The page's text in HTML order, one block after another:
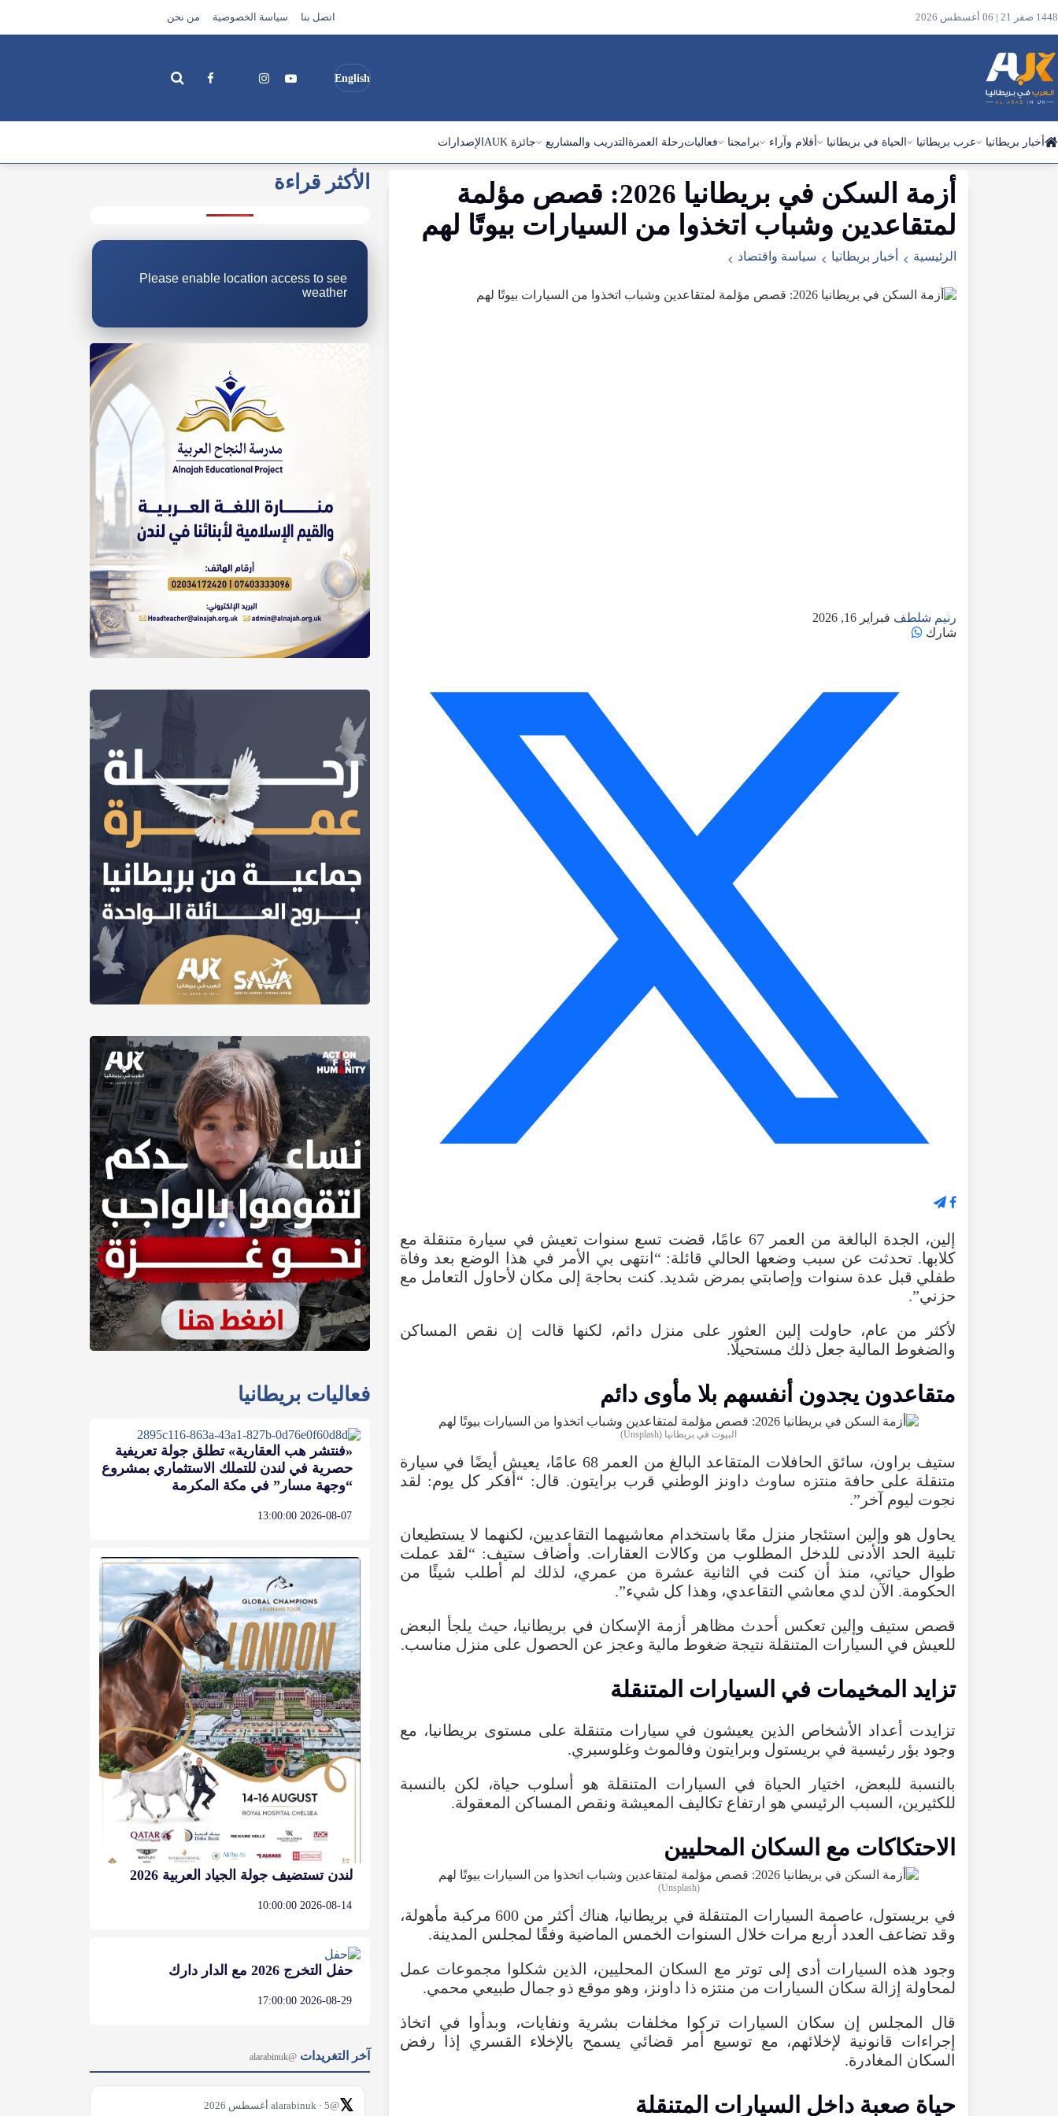
1448 صفر 21 | 06 أغسطس 2026 اتصل بنا سياسة الخصوصية من نحن
English
أخبار بريطانيا عرب بريطانيا الحياة في بريطانيا أقلام وآراء برامجنا فعالياترحلة العمرة التدريب والمشاريع جائزة AUK الإصدارات
أزمة السكن في بريطانيا 2026: قصص مؤلمة
لمتقاعدين وشباب اتخذوا من السيارات بيوتًا لهم
الرئيسية أخبار بريطانيا سياسة واقتصاد
رنيم شلطف فبراير 16, 2026
شارك
إلين، الجدة البالغة من العمر 67 عامًا، قضت تسع سنوات تعيش في سيارة متنقلة مع
كلابها. تحدثت عن سبب وضعها الحالي قائلة: “انتهى بي الأمر في هذا الوضع بعد وفاة
طفلي قبل عدة سنوات وإصابتي بمرض شديد. كنت بحاجة إلى مكان لأحاول التعامل مع
حزني”.
لأكثر من عام، حاولت إلين العثور على منزل دائم، لكنها قالت إن نقص المساكن
والضغوط المالية جعل ذلك مستحيلًا.
متقاعدون يجدون أنفسهم بلا مأوى دائم
البيوت في بريطانيا (Unsplash)
ستيف براون، سائق الحافلات المتقاعد البالغ من العمر 68 عامًا، يعيش أيضًا في سيارة
متنقلة على حافة منتزه ساوث داونز الوطني قرب برايتون. قال: “أفكر كل يوم: لقد
نجوت ليوم آخر”.
يحاول هو وإلين استئجار منزل معًا باستخدام معاشيهما التقاعديين، لكنهما لا يستطيعان
تلبية الحد الأدنى للدخل المطلوب من وكالات العقارات. وأضاف ستيف: “لقد عملت
طوال حياتي، منذ أن كنت في الثانية عشرة من عمري، لذلك لم أطلب شيئًا من
الحكومة. الآن لدي معاشي التقاعدي، وهذا كل شيء”.
قصص ستيف وإلين تعكس أحدث مظاهر أزمة الإسكان في بريطانيا، حيث يلجأ البعض
للعيش في السيارات المتنقلة نتيجة ضغوط مالية وعجز عن الحصول على منزل مناسب.
تزايد المخيمات في السيارات المتنقلة
تزايدت أعداد الأشخاص الذين يعيشون في سيارات متنقلة على مستوى بريطانيا، مع
وجود بؤر رئيسية في بريستول وبرايتون وفالموث وغلوسبري.
بالنسبة للبعض، اختيار الحياة في السيارات المتنقلة هو أسلوب حياة، لكن بالنسبة
للكثيرين، السبب الرئيسي هو ارتفاع تكاليف المعيشة ونقص المساكن المعقولة.
الاحتكاكات مع السكان المحليين
(Unsplash)
في بريستول، عاصمة السيارات المتنقلة في بريطانيا، هناك أكثر من 600 مركبة مأهولة،
وقد تضاعف العدد أربع مرات خلال السنوات الخمس الماضية وفقًا لمجلس المدينة.
وجود هذه السيارات أدى إلى توتر مع السكان المحليين، الذين شكلوا مجموعات عمل
لمحاولة إزالة سكان السيارات من منتزه ذا داونز، وهو موقع ذو جمال طبيعي محمي.
قال المجلس إن سكان السيارات تركوا مخلفات بشرية ونفايات، وبدأوا في اتخاذ
إجراءات قانونية لإخلائهم، مع توسيع أمر قضائي يسمح بالإخلاء القسري إذا رفض
السكان المغادرة.
حياة صعبة داخل السيارات المتنقلة
الأكثر قراءة
Please enable location access to see
weather
فعاليات بريطانيا
«فنتشر هب العقارية» تطلق جولة تعريفية
حصرية في لندن للتملك الاستثماري بمشروع
“وجهة مسار” في مكة المكرمة
2026-08-07 13:00:00
لندن تستضيف جولة الجياد العربية 2026
2026-08-14 10:00:00
حفل التخرج 2026 مع الدار دارك
2026-08-29 17:00:00
آخر التغريدات @alarabinuk
𝕏@alarabinuk · 5 أغسطس 2026